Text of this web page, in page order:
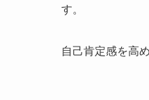
す。
自己肯定感を高